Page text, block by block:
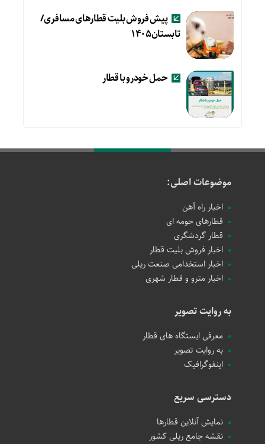
پیش فروش بلیت قطارهای مسافری/
تابستان۱۴۰۵
حمل خودرو با قطار
موضوعات اصلی:
اخبار راه آهن
قطارهای حومه ای
قطار گردشگری
اخبار فروش بلیت قطار
اخبار استخدامی صنعت ریلی
اخبار مترو و قطار شهری
به روایت تصویر
معرفی ایستگاه های قطار
به روایت تصویر
اینفوگرافیک
دسترسی سریع
نمایش آنلاین قطارها
نقشه جامع ریلی کشور